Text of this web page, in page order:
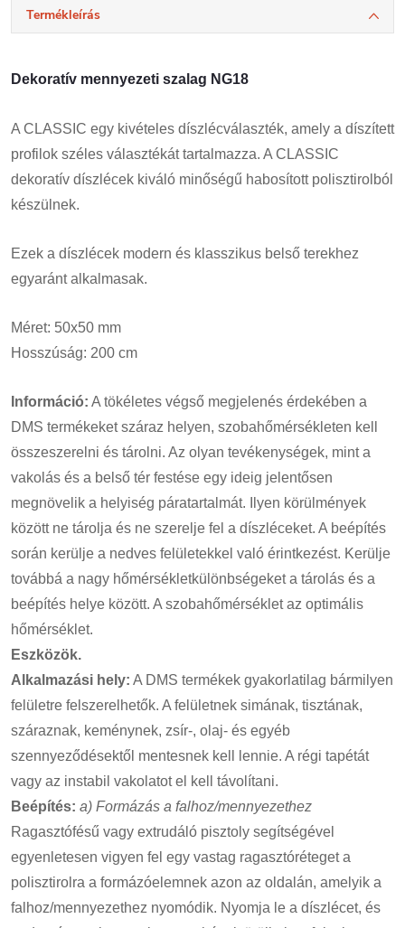
Termékleírás
Dekoratív mennyezeti szalag NG18
A CLASSIC egy kivételes díszlécválaszték, amely a díszített
profilok széles választékát tartalmazza. A CLASSIC
dekoratív díszlécek kiváló minőségű habosított polisztirolból
készülnek.
Ezek a díszlécek modern és klasszikus belső terekhez
egyaránt alkalmasak.
Méret: 50x50 mm
Hosszúság: 200 cm
Információ: A tökéletes végső megjelenés érdekében a
DMS termékeket száraz helyen, szobahőmérsékleten kell
összeszerelni és tárolni. Az olyan tevékenységek, mint a
vakolás és a belső tér festése egy ideig jelentősen
megnövelik a helyiség páratartalmát. Ilyen körülmények
között ne tárolja és ne szerelje fel a díszléceket. A beépítés
során kerülje a nedves felületekkel való érintkezést. Kerülje
továbbá a nagy hőmérsékletkülönbségeket a tárolás és a
beépítés helye között. A szobahőmérséklet az optimális
hőmérséklet.
Eszközök.
Alkalmazási hely: A DMS termékek gyakorlatilag bármilyen
felületre felszerelhetők. A felületnek simának, tisztának,
száraznak, keménynek, zsír-, olaj- és egyéb
szennyeződésektől mentesnek kell lennie. A régi tapétát
vagy az instabil vakolatot el kell távolítani.
Beépítés: a) Formázás a falhoz/mennyezethez
Ragasztófésű vagy extrudáló pisztoly segítségével
egyenletesen vigyen fel egy vastag ragasztóréteget a
polisztirolra a formázóelemnek azon az oldalán, amelyik a
falhoz/mennyezethez nyomódik. Nyomja le a díszlécet, és